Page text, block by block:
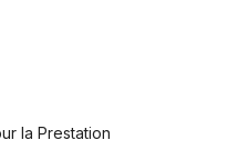
la Prestation